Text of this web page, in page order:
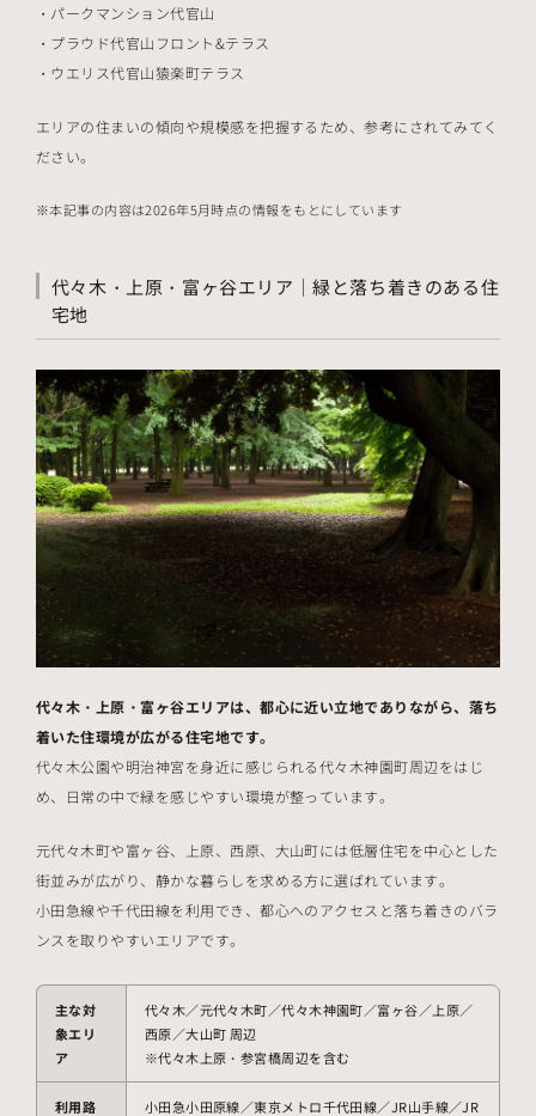
パークマンション代官山
プラウド代官山フロント&テラス
ウエリス代官山猿楽町テラス
エリアの住まいの傾向や規模感を把握するため、参考にされてみてく
ださい。
本記事の内容は2026年5月時点の情報をもとにしています
代々木・上原・富ヶ谷エリア｜緑と落ち着きのある住
宅地
代々木・上原・富ヶ谷エリアは、都心に近い立地でありながら、落ち
着いた住環境が広がる住宅地です。
代々木公園や明治神宮を身近に感じられる代々木神園町周辺をはじ
め、日常の中で緑を感じやすい環境が整っています。
元代々木町や富ヶ谷、上原、西原、大山町には低層住宅を中心とした
街並みが広がり、静かな暮らしを求める方に選ばれています。
小田急線や千代田線を利用でき、都心へのアクセスと落ち着きのバラ
ンスを取りやすいエリアです。
主な対
象エリ
ア
代々木／元代々木町／代々木神園町／富ヶ谷／上原／
西原／大山町 周辺
※代々木上原・参宮橋周辺を含む
利用路 小田急小田原線／東京メトロ千代田線／JR山手線／JR